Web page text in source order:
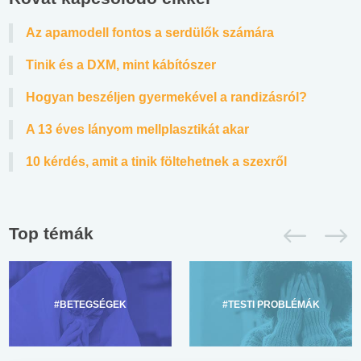
Az apamodell fontos a serdülők számára
Tinik és a DXM, mint kábítószer
Hogyan beszéljen gyermekével a randizásról?
A 13 éves lányom mellplasztikát akar
10 kérdés, amit a tinik föltehetnek a szexről
Top témák
#BETEGSÉGEK #TESTI PROBLÉMÁK